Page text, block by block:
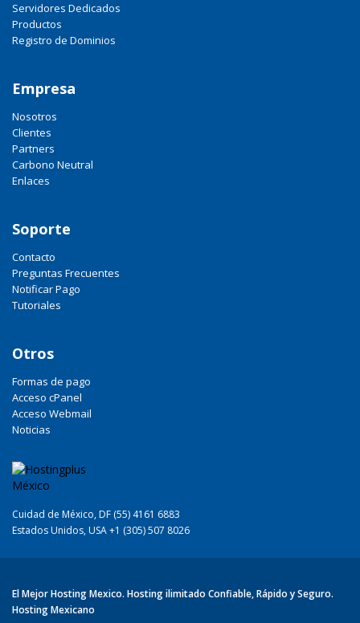
Servidores Dedicados
Productos
Registro de Dominios
Empresa
Nosotros
Clientes
Partners
Carbono Neutral
Enlaces
Soporte
Contacto
Preguntas Frecuentes
Notificar Pago
Tutoriales
Otros
Formas de pago
Acceso cPanel
Acceso Webmail
Noticias
Cuidad de México, DF (55) 4161 6883
Estados Unidos, USA +1 (305) 507 8026
El Mejor Hosting Mexico. Hosting ilimitado Confiable, Rápido y Seguro.
Hosting Mexicano